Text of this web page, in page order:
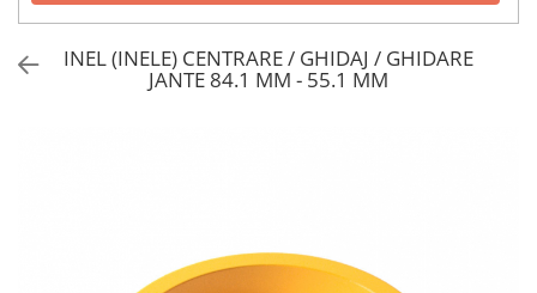
INEL (INELE) CENTRARE / GHIDAJ / GHIDARE
JANTE 84.1 MM - 55.1 MM